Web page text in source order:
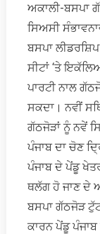
ਅਕਾਲੀ-ਬਸਪਾ
ਸਿਅਸੀ
ਬਸਪਾ
ਸੀਟਾਂ ‘ਤੇ
ਪਾਰਟੀ ਨਾਲ
ਸਕਦਾ। ਨਵੀਂ
ਗੱਠਜੋੜਾਂ ਨੂੰ ਨਵੇਂ
ਪੰਜਾਬ ਦਾ ਚੋਣ
ਪੰਜਾਬ ਦੇ ਪੇਂਡੂ
ਥਲੱਗ ਹੋ ਜਾਣ ਦੇ
ਬਸਪਾ ਗੱਠਜੋੜ
ਕਾਰਨ ਪੇਂਡੂ